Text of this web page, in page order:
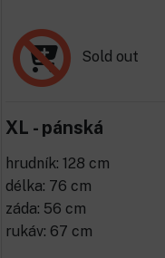
Sold out
XL - pánská
hrudník: 128 cm
délka: 76 cm
záda: 56 cm
rukáv: 67 cm